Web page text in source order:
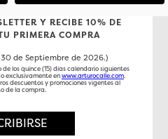
Y RECIBE 10% DE
PRIMERA COMPRA
de Septiembre de 2026.)
los quince (15) días calendario siguientes
exclusivamente enwww.arturocalle.com.
descuentos y promociones vigentes al
de la compra.